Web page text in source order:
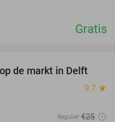
Gratis
50%
de markt in Delft
9.7 star
Regulier €25